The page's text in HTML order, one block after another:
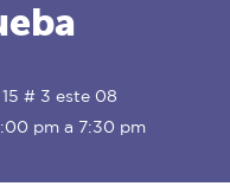
# 3 este 08
pm a 7:30 pm